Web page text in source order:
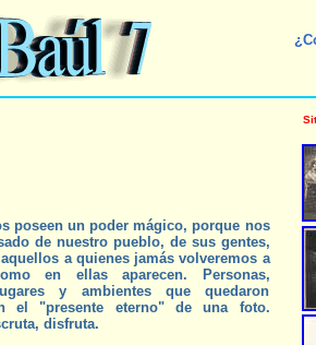
poseen un poder mágico, porque nos
de nuestro pueblo, de sus gentes,
a quienes jamás volveremos a
en ellas aparecen. Personas,
y ambientes que quedaron
el "presente eterno" de una foto.
disfruta.